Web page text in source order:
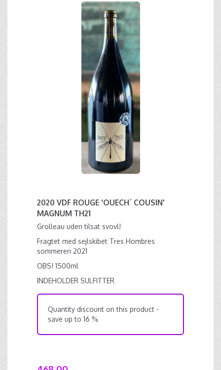
2020 VDF ROUGE 'OUECH´ COUSIN'
MAGNUM TH21
Grolleau uden tilsat svovl!
Fragtet med sejlskibet Tres Hombres
sommeren 2021
OBS! 1500ml
INDEHOLDER SULFITTER
Quantity discount on this product -
save up to 16 %